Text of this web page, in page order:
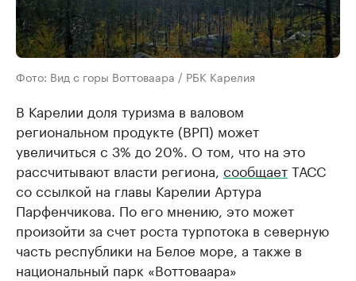
Фото: Вид с горы Воттоваара / РБК Карелия
В Карелии доля туризма в валовом
региональном продукте (ВРП) может
увеличиться с 3% до 20%. О том, что на это
рассчитывают власти региона, сообщаетТАСС
со ссылкой на главы Карелии Артура
Парфенчикова. По его мнению, это может
произойти за счет роста турпотока в северную
часть республики на Белое море, а также в
национальный парк «Воттоваара»